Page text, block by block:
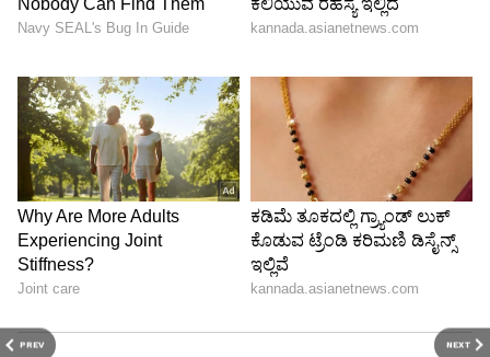
PREV NEXT